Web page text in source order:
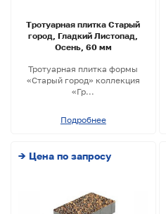
Тротуарная плитка Старый
город, Гладкий Листопад,
Осень, 60 мм
Тротуарная плитка формы
«Старый город» коллекция
«Гр...
Подробнее
→ Цена по запросу